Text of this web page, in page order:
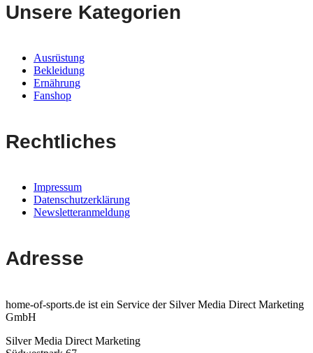
Unsere Kategorien
Ausrüstung
Bekleidung
Ernährung
Fanshop
Rechtliches
Impressum
Datenschutzerklärung
Newsletteranmeldung
Adresse
home-of-sports.de ist ein Service der Silver Media Direct Marketing
GmbH
Silver Media Direct Marketing